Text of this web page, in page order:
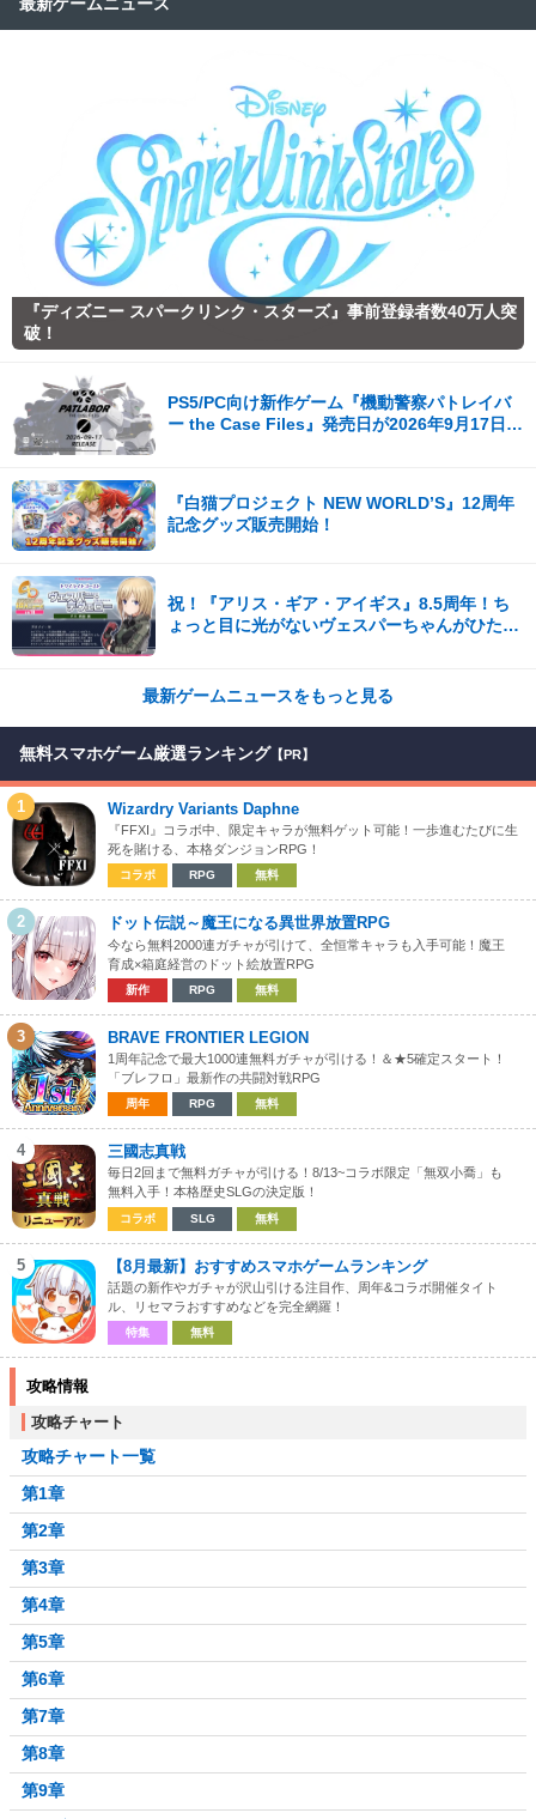
『ディズニー スパークリンク・スターズ』事前登録者数40万人突
破！
PS5/PC向け新作ゲーム『機動警察パトレイバ
ー the Case Files』発売日が2026年9月17日
『白猫プロジェクト NEW WORLD’S』12周年
記念グッズ販売開始！
祝！『アリス・ギア・アイギス』8.5周年！ち
ょっと目に光がないヴェスパーちゃんがひたす
最新ゲームニュースをもっと見る
無料スマホゲーム厳選ランキング 【PR】
1 Wizardry Variants Daphne
『FFXI』コラボ中、限定キャラが無料ゲット可能！一歩進むたびに生
死を賭ける、本格ダンジョンRPG！
コラボ RPG 無料
2 ドット伝説～魔王になる異世界放置RPG
今なら無料2000連ガチャが引けて、全恒常キャラも入手可能！魔王
育成×箱庭経営のドット絵放置RPG
新作 RPG 無料
3 BRAVE FRONTIER LEGION
1周年記念で最大1000連無料ガチャが引ける！＆★5確定スタート！
「ブレフロ」最新作の共闘対戦RPG
周年 RPG 無料
4 三國志真戦
毎日2回まで無料ガチャが引ける！8/13~コラボ限定「無双小喬」も
無料入手！本格歴史SLGの決定版！
コラボ SLG 無料
5 【8月最新】おすすめスマホゲームランキング
話題の新作やガチャが沢山引ける注目作、周年&コラボ開催タイト
ル、リセマラおすすめなどを完全網羅！
特集 無料
攻略情報
攻略チャート
攻略チャート一覧
第1章
第2章
第3章
第4章
第5章
第6章
第7章
第8章
第9章